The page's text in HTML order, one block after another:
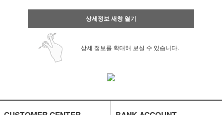
상세정보 새창 열기
상세 정보를 확대해 보실 수 있습니다.